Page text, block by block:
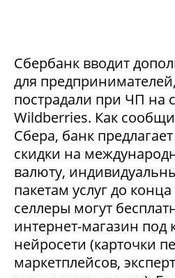
Сбербанк вводит
для
пострадали при ЧП на
Wildberries. Как
Сбера, банк
скидки на
валюту,
пакетам услуг до
селлеры могут
интернет-магазин
нейросети (карточки
маркетплейсов,